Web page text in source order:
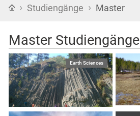
Startseite
› Studiengänge › Master
Master Studiengänge
Earth Sciences